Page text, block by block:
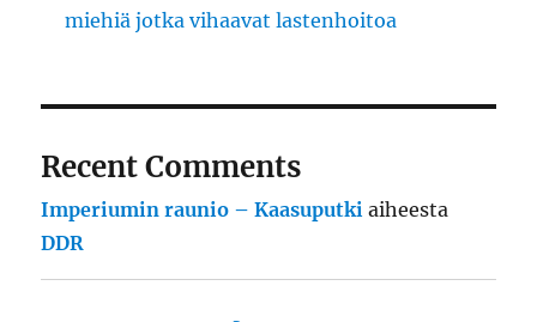
miehiä jotka vihaavat lastenhoitoa
Recent Comments
Imperiumin raunio – Kaasuputki aiheesta
DDR